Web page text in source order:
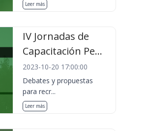
Leer más
IV Jornadas de
Capacitación Pe...
2023-10-20 17:00:00
Debates y propuestas
para recr...
Leer más